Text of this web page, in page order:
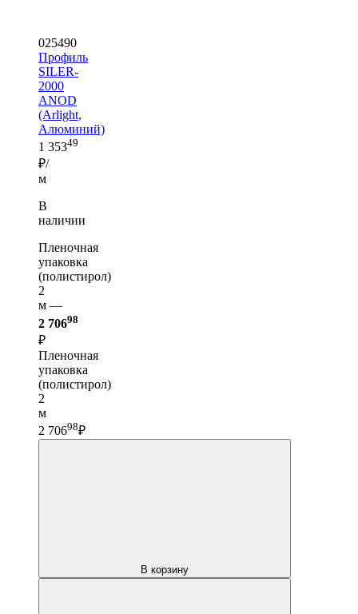
025490
Профиль
SILER-
2000
ANOD
(Arlight,
Алюминий)
1 35349
₽/
м
В
наличии
Пленочная
упаковка
(полистирол)
2
м —
2 70698
₽
Пленочная
упаковка
(полистирол)
2
м
2 70698₽
В корзину